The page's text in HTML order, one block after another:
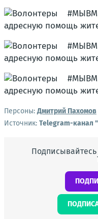
Персоны: Дмитрий Пахомов
Источник: Telegram-канал